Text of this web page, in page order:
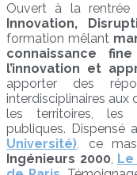
Ouvert à la rentrée
Innovation,
formation mêlant
connaissance
l’innovation et
apporter des
interdisciplinaires
les territoires, les
publiques. Dispensé
Université), ce
Ingénieurs 2000,